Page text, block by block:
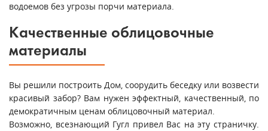
водоемов без угрозы порчи материала.
Качественные облицовочные
материалы
Вы решили построить Дом, соорудить беседку или возвести
красивый забор? Вам нужен эффектный, качественный, по
демократичным ценам облицовочный материал.
Возможно, всезнающий Гугл привел Вас на эту страничку.